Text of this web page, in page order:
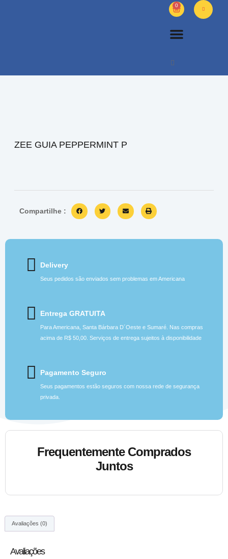
0
ZEE GUIA PEPPERMINT P
Compartilhe :
Delivery
Seus pedidos são enviados sem problemas em Americana
Entrega GRATUITA
Para Americana, Santa Bárbara D´Oeste e Sumaré. Nas compras
acima de R$ 50,00. Serviços de entrega sujeitos à disponibilidade
Pagamento Seguro
Seus pagamentos estão seguros com nossa rede de segurança
privada.
Frequentemente Comprados
Juntos
Avaliações (0)
Avaliações